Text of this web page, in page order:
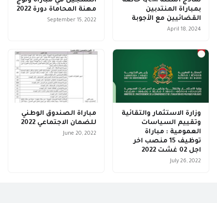
بمباراة المنتدبين
القضائيين مع الأجوبة
April 18, 2024
مهنة المحاماة دورة 2022
September 15, 2022
وزارة الاستثمار والتقائية
وتقييم السياسات
العمومية : مباراة
توظيف 15 منصب اخر
اجل 02 غشت 2022
July 26, 2022
مباراة الصندوق الوطني
للضمان الاجتماعي 2022
June 20, 2022